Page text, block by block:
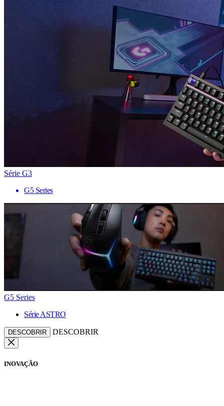
Série G3
G5 Series
G5 Series
Série ASTRO
DESCOBRIR DESCOBRIR
INOVAÇÃO